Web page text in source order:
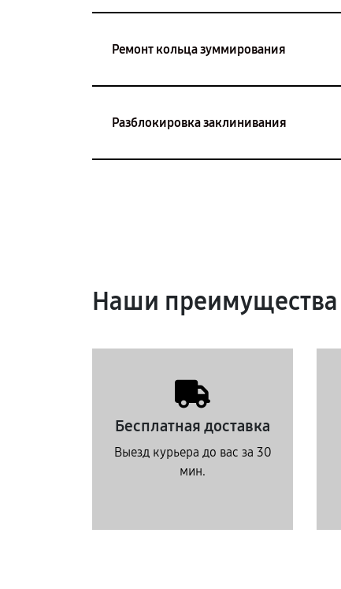
Ремонт кольца зуммирования
Разблокировка заклинивания
Наши преимущества
Бесплатная доставка
Выезд курьера до вас за 30
мин.